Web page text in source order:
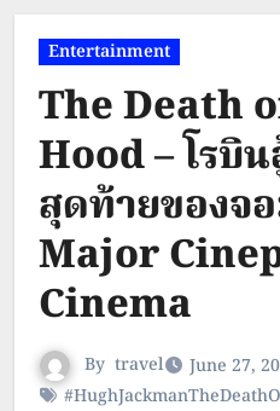
Entertainment
The Death
Hood – โรบิ
สุดท้ายของจ
Major
Cinema
By travel
June 27,